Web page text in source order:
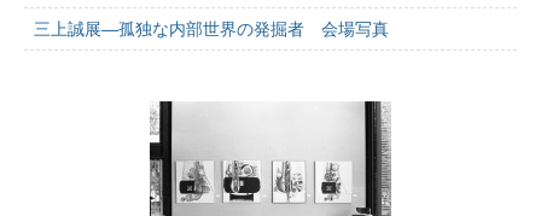
三上誠展―孤独な内部世界の発掘者 会場写真